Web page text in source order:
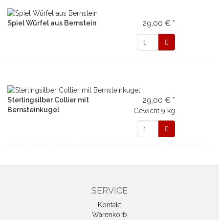
Spiel Würfel aus Bernstein 29,00 € *
Sterlingsilber Collier mit
Bernsteinkugel
29,00 € *
Gewicht 9 kg
SERVICE
Kontakt
Warenkorb